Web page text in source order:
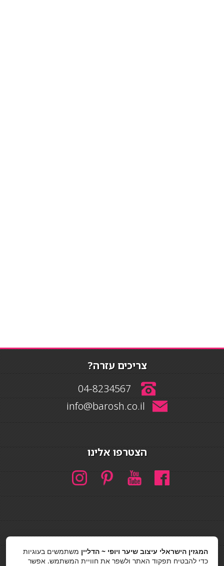
צריכים עזרה?
04-8234567
info@barosh.co.il
הצטרפו אלינו
חיפוש
חיפושהמגזין הישראלי עיצוב שיער ויופי ~ הדליין משתמשים בעוגיות
כדי להבטיח תפקוד האתר ולשפר את חוויית המשתמש. אפשר